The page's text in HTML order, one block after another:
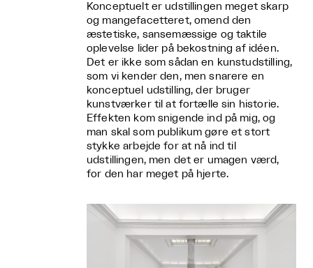
Konceptuelt er udstillingen meget skarp
og mangefacetteret, omend den
æstetiske, sansemæssige og taktile
oplevelse lider på bekostning af idéen.
Det er ikke som sådan en kunstudstilling,
som vi kender den, men snarere en
konceptuel udstilling, der bruger
kunstværker til at fortælle sin historie.
Effekten kom snigende ind på mig, og
man skal som publikum gøre et stort
stykke arbejde for at nå ind til
udstillingen, men det er umagen værd,
for den har meget på hjerte.